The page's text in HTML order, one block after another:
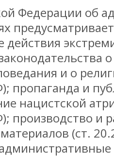
Федерации об
и о
пропаганда и
нацистской
производство и
(ст.